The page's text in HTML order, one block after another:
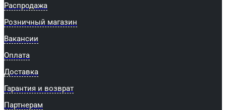
Распродажа
Розничный магазин
Вакансии
Оплата
Доставка
Гарантия и возврат
Партнерам